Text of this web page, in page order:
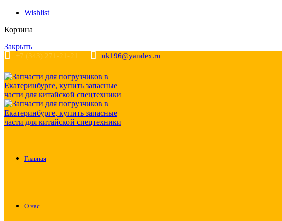
Wishlist
Корзина
Закрыть
+7 (343) 271-21-21 uk196@yandex.ru
Главная
О нас